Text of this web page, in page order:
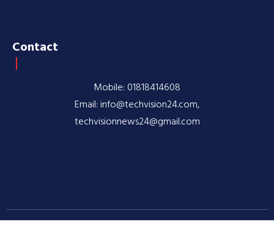
Contact
Mobile: 01818414608
Email: info@techvision24.com,
techvisionnews24@gmail.com